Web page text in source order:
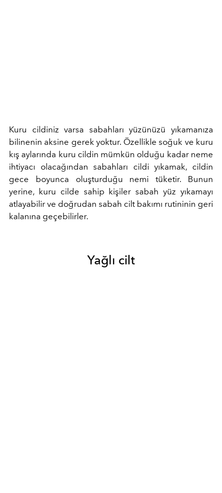
Kuru cildiniz varsa sabahları yüzünüzü yıkamanıza
bilinenin aksine gerek yoktur. Özellikle soğuk ve kuru
kış aylarında kuru cildin mümkün olduğu kadar neme
ihtiyacı olacağından sabahları cildi yıkamak, cildin
gece boyunca oluşturduğu nemi tüketir. Bunun
yerine, kuru cilde sahip kişiler sabah yüz yıkamayı
atlayabilir ve doğrudan sabah cilt bakımı rutininin geri
kalanına geçebilirler.
Yağlı cilt